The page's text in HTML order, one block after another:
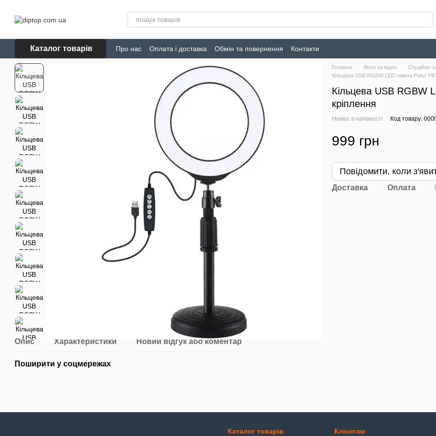
Каталог товарів Про нас Оплата і доставка Обмін та повернення Контакти
Опис Характеристики Новий відгук або коментар
Поширити у соцмережах
Головна Фото та відео Студійне
Кільцева USB RGBW LED лампа Puluz
Кільцева USB RGBW
кріплення
Немає в наявності Код товару:
999 грн
Повідомити, коли
Доставка Оплата
Каталог товарів Клієнтам